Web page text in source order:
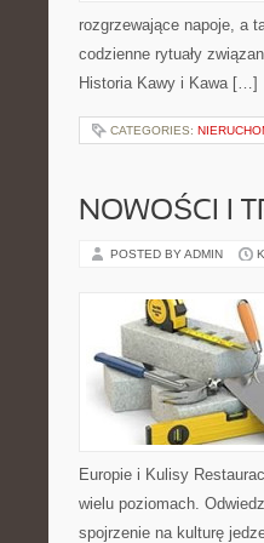
rozgrzewające napoje, a
codzienne rytuały
Historia Kawy i Kawa […]
CATEGORIES:
NOWOŚCI I
POSTED BY ADMIN
Europie i Kulisy
wielu poziomach.
spojrzenie na kulturę